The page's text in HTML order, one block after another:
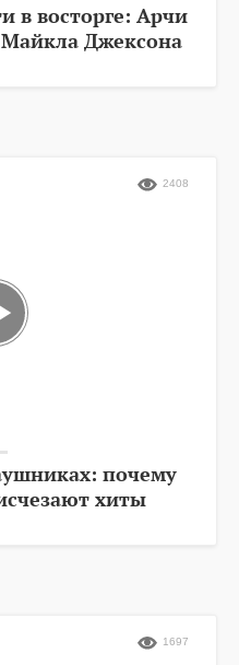
в восторге: Арчи
Джексона
почему
хиты
2408
1697